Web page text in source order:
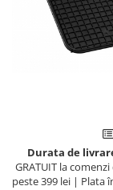
Lichide
Lichide
Durata de
GRATUIT la
peste 399 lei | Plata